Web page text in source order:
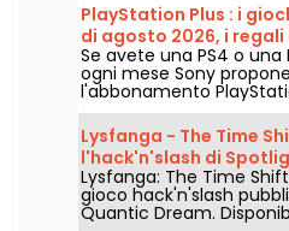
PlayStation Plus : i
di agosto 2026, i regali
perdere
Se avete una PS4 o una
ogni mese Sony
l'abbonamento
sono i giochi offerti ad
Scoprite la selezione di
Lysfanga - The Time
l'hack'n'slash di
disponibile
Lysfanga: The Time
gioco hack'n'slash
Quantic Dream.